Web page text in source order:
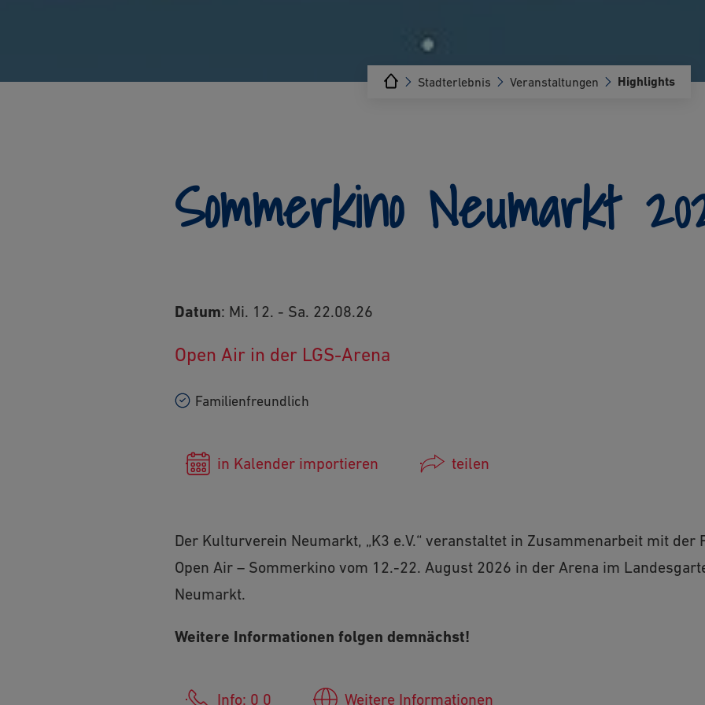
Highlights
Veranstaltungen
Stadterlebnis
Sommerkino Neumarkt
Datum: Mi. 12. - Sa. 22.08.26
Open Air in der LGS-Arena
Familienfreundlich
in Kalender importieren teilen
WhatsApp
Link kopieren
Der Kulturverein Neumarkt, „K3 e.V.“ veranstaltet in Zusammenarbeit mit der
Open Air – Sommerkino vom 12.-22. August 2026 in der Arena im
Neumarkt.
Weitere Informationen folgen demnächst!
Info: 0 0 Weitere Informationen